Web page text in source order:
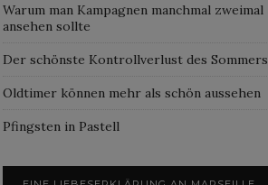
Warum man Kampagnen manchmal zweimal
ansehen sollte
Der schönste Kontrollverlust des Sommers
Oldtimer können mehr als schön aussehen
Pfingsten in Pastell